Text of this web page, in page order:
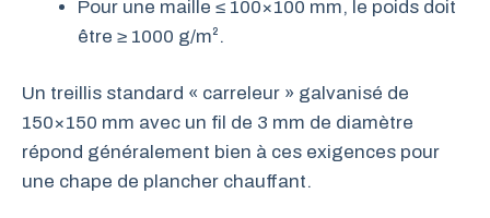
Pour une maille ≤ 100×100 mm, le poids doit
être ≥ 1000 g/m².
Un treillis standard « carreleur » galvanisé de
150×150 mm avec un fil de 3 mm de diamètre
répond généralement bien à ces exigences pour
une chape de plancher chauffant.